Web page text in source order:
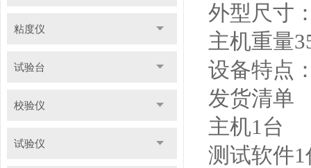
粘度仪
试验台
校验仪
试验仪
外型尺寸
主机重量
设备特点
发货清单
主机1台
测试软件1